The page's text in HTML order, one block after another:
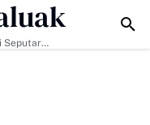
Bekali Warga Buluh
Seputar